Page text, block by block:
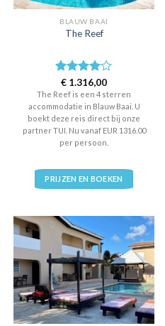
BLAUW BAAI
The Reef
Waardering
4uit 5
€ 1.316,00
The Reef is een 4 sterren
accommodatie in Blauw Baai. U
boekt deze reis direct bij onze
partner TUI. Nu vanaf EUR 1316.00
per persoon.
PRIJZEN EN BOEKEN